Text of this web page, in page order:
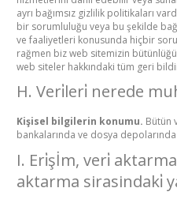
ayrı bağımsız gizlilik politikaları
bir sorumluluğu veya bu şekilde
ve faaliyetleri konusunda hiçbir
rağmen biz web sitemizin
web siteler hakkındaki tüm geri
H. Veri̇leri̇ nerede
Kişisel bilgilerin konumu. Bütün
bankalarında ve dosya
I. Eri̇şİm, veri̇
aktarma sirasindaki̇